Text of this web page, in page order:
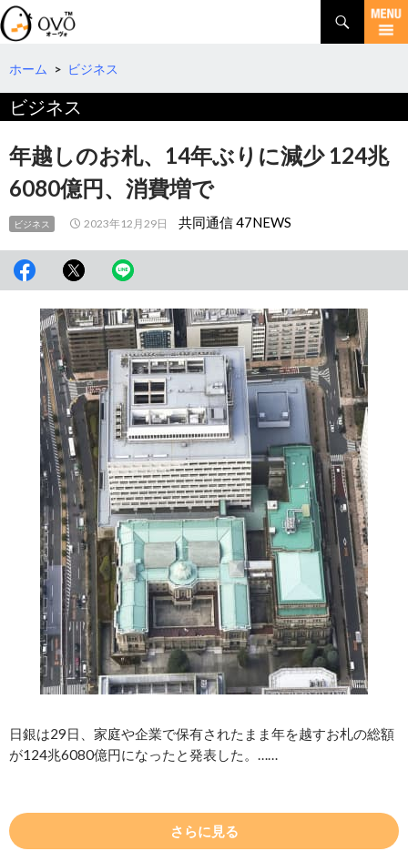
検
索
コ
テ
へ
動
ホーム > ビジネス
ビジネス
年越しのお札、14年ぶりに減少 124兆
6080億円、消費増で
ビジネス 2023年12月29日 共同通信 47NEWS
日銀は29日、家庭や企業で保有されたまま年を越すお札の総額
が124兆6080億円になったと発表した。……
さらに見る